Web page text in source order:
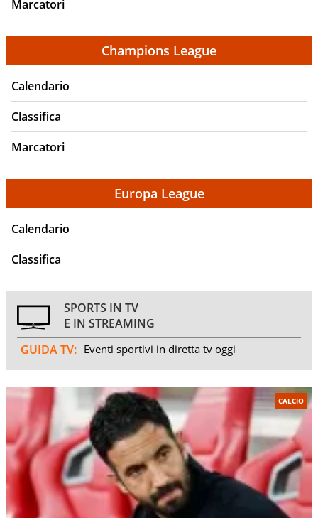
Marcatori
Champions League
Calendario
Classifica
Marcatori
Europa League
Calendario
Classifica
SPORTS IN TV
E IN STREAMING
GUIDA TV: Eventi sportivi in diretta tv oggi
CALCIO